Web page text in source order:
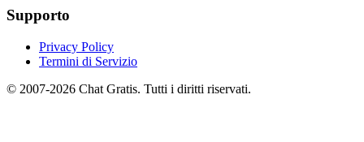
Supporto
Privacy Policy
Termini di Servizio
© 2007-2026 Chat Gratis. Tutti i diritti riservati.